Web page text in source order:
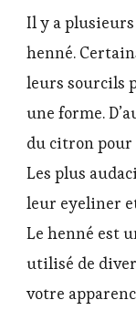
Il y a plusieurs
henné.
leurs sourcils
une forme.
du citron pour
Les plus
leur eyeliner
Le henné est
utilisé de
votre